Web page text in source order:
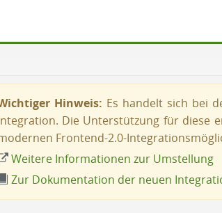
Hinweis: Es handelt sich bei
Die Unterstützung für diese
Frontend-2.0-
Weitere Informationen zur Umstellung
Zur Dokumentation der neuen